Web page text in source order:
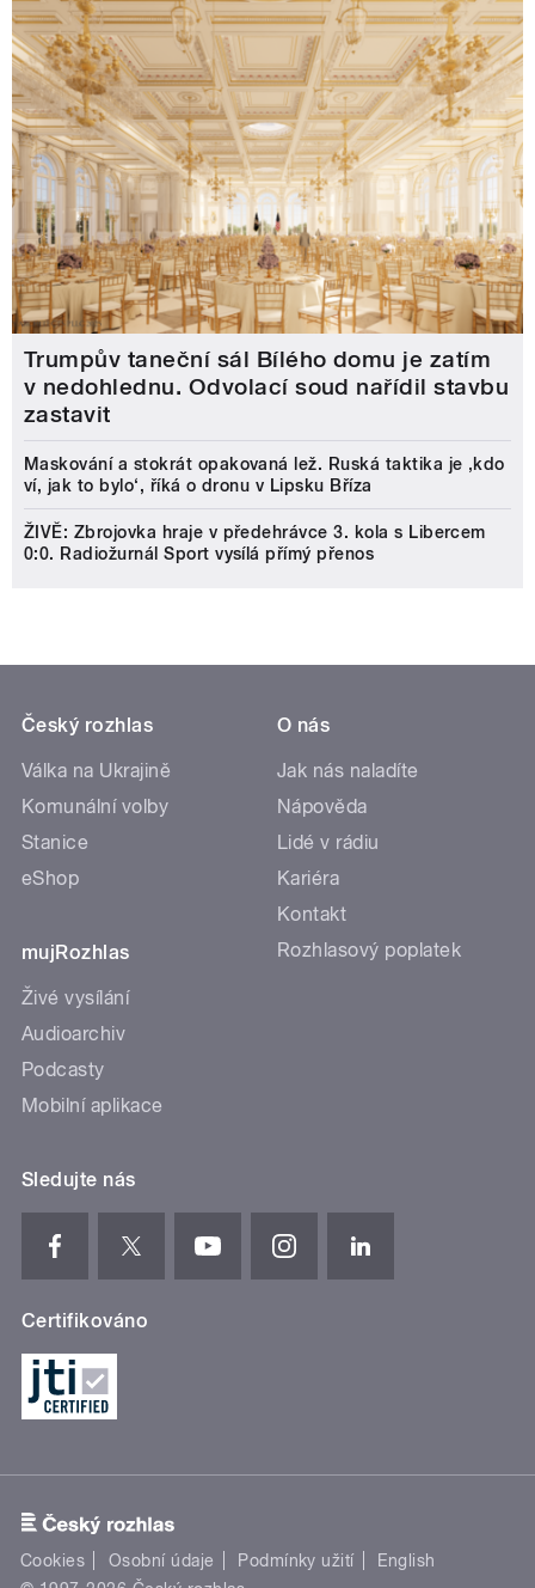
Trumpův taneční sál Bílého domu je zatím
v nedohlednu. Odvolací soud nařídil stavbu
zastavit
Maskování a stokrát opakovaná lež. Ruská taktika je ‚kdo
ví, jak to bylo‘, říká o dronu v Lipsku Bříza
ŽIVĚ: Zbrojovka hraje v předehrávce 3. kola s Libercem
0:0. Radiožurnál Sport vysílá přímý přenos
Český rozhlas
Válka na Ukrajině
Komunální volby
Stanice
eShop
mujRozhlas
Živé vysílání
Audioarchiv
Podcasty
Mobilní aplikace
O nás
Jak nás naladíte
Nápověda
Lidé v rádiu
Kariéra
Kontakt
Rozhlasový poplatek
Sledujte nás
Certifikováno
Cookies Osobní údaje Podmínky užití
English